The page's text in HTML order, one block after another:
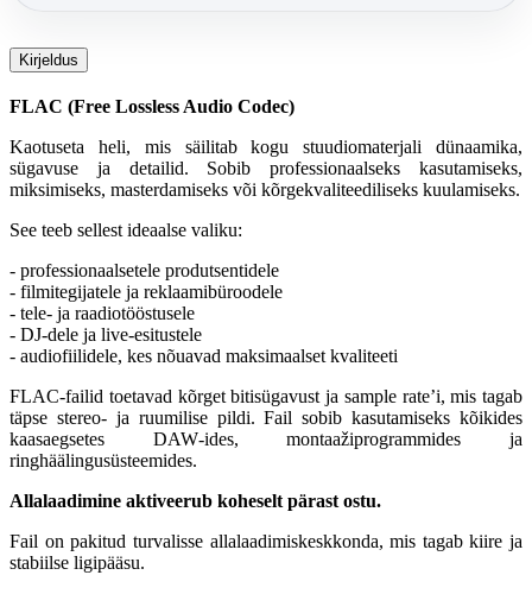
Kirjeldus
FLAC (Free Lossless Audio Codec)
Kaotuseta heli, mis säilitab kogu stuudiomaterjali dünaamika,
sügavuse ja detailid. Sobib professionaalseks kasutamiseks,
miksimiseks, masterdamiseks või kõrgekvaliteediliseks kuulamiseks.
See teeb sellest ideaalse valiku:
- professionaalsetele produtsentidele
- filmitegijatele ja reklaamibüroodele
- tele- ja raadiotööstusele
- DJ‑dele ja live‑esitustele
- audiofiilidele, kes nõuavad maksimaalset kvaliteeti
FLAC‑failid toetavad kõrget bitisügavust ja sample rate’i, mis tagab
täpse stereo‑ ja ruumilise pildi. Fail sobib kasutamiseks kõikides
kaasaegsetes DAW‑ides, montaažiprogrammides ja
ringhäälingusüsteemides.
Allalaadimine aktiveerub koheselt pärast ostu.
Fail on pakitud turvalisse allalaadimiskeskkonda, mis tagab kiire ja
stabiilse ligipääsu.